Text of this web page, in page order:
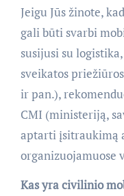
Jeigu Jūs žinote,
gali būti svarbi
susijusi su
sveikatos
ir pan.),
CMI (ministeriją,
aptarti įsitraukimą
organizuojamuose
Kas yra civilinio